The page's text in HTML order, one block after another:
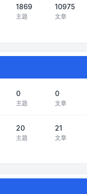
1869
主題
10975
文章
0
主題
0
文章
20
主題
21
文章